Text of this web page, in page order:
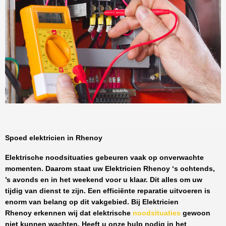
Spoed elektricien in Rhenoy
Elektrische noodsituaties gebeuren vaak op onverwachte
momenten. Daarom staat uw Elektricien Rhenoy ‘s ochtends,
’s avonds en in het weekend voor u klaar. Dit alles om uw
tijdig van dienst te zijn. Een efficiënte reparatie uitvoeren is
enorm van belang op dit vakgebied. Bij Elektricien
Rhenoy erkennen wij dat elektrische noodsituaties gewoon
niet kunnen wachten. Heeft u onze hulp nodig in het